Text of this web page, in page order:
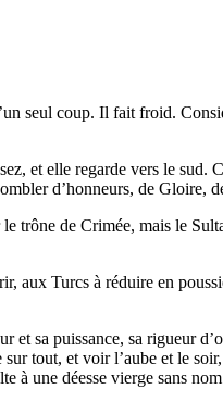
seul coup. Il fait froid.
et elle regarde vers le
d’honneurs, de Gloire,
trône de Crimée, mais le
aux Turcs à réduire en
sa puissance, sa rigueur
tout, et voir l’aube et le
une déesse vierge sans